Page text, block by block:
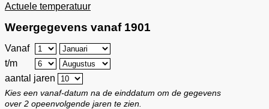
Actuele temperatuur
Weergegevens vanaf 1901
Vanaf
t/m
aantal jaren
Kies een vanaf-datum na de einddatum om de gegevens
over 2 opeenvolgende jaren te zien.